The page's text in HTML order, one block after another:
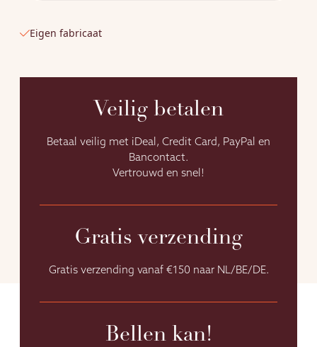
Eigen fabricaat
Veilig betalen
Betaal veilig met iDeal, Credit Card, PayPal en
Bancontact.
Vertrouwd en snel!
Gratis verzending
Gratis verzending vanaf €150 naar NL/BE/DE.
Bellen kan!